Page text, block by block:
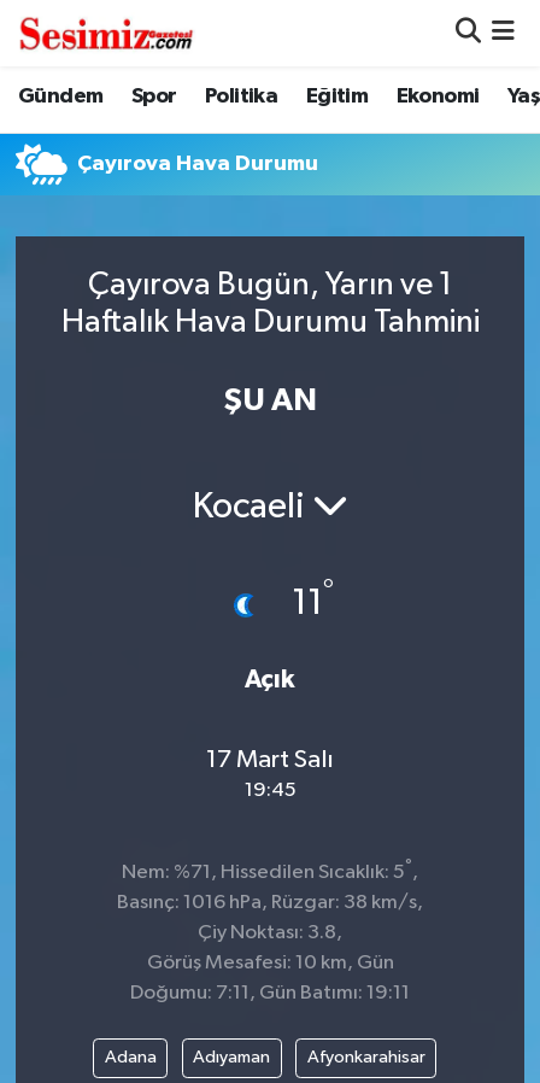
Gündem Spor Politika Eğitim Ekonomi
Çayırova Hava Durumu
Çayırova Bugün, Yarın ve 1
Haftalık Hava Durumu Tahmini
ŞU AN
Kocaeli
11 °
Açık
17 Mart Salı
19:45
Nem: %71, Hissedilen Sıcaklık: 5° ,
Basınç: 1016 hPa, Rüzgar: 38 km/s,
Çiy Noktası: 3.8,
Görüş Mesafesi: 10 km, Gün
Doğumu: 7:11, Gün Batımı: 19:11
Adana Adıyaman Afyonkarahisar
Dünya
Eğitim
Genel
Gündem
Nöbetçi Eczaneler
Hava Durumu
Trafik Durumu
Süper Lig Puan Durumu ve Fikstür